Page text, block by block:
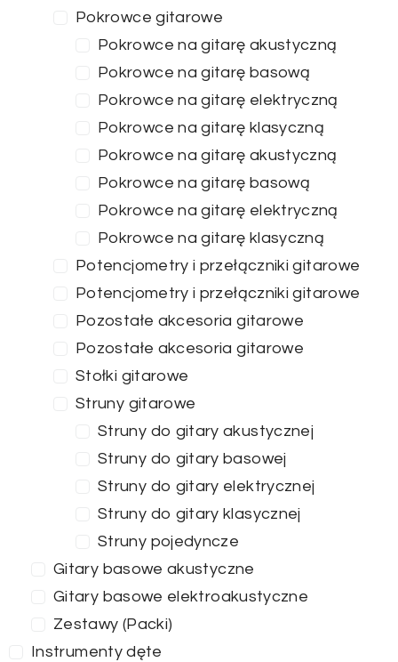
Pokrowce gitarowe
Pokrowce na gitarę akustyczną
Pokrowce na gitarę basową
Pokrowce na gitarę elektryczną
Pokrowce na gitarę klasyczną
Pokrowce na gitarę akustyczną
Pokrowce na gitarę basową
Pokrowce na gitarę elektryczną
Pokrowce na gitarę klasyczną
Potencjometry i przełączniki gitarowe
Potencjometry i przełączniki gitarowe
Pozostałe akcesoria gitarowe
Pozostałe akcesoria gitarowe
Stołki gitarowe
Struny gitarowe
Struny do gitary akustycznej
Struny do gitary basowej
Struny do gitary elektrycznej
Struny do gitary klasycznej
Struny pojedyncze
Gitary basowe akustyczne
Gitary basowe elektroakustyczne
Zestawy (Packi)
Instrumenty dęte